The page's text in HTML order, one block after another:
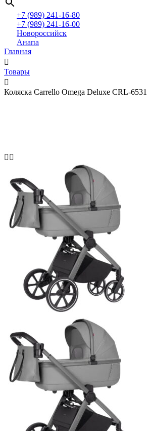
+7 (989) 241-16-80
+7 (989) 241-16-00
Новороссийск
Анапа
Главная
Товары
Коляска Carrello Omega Deluxe CRL-